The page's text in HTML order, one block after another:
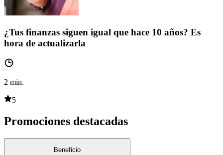
¿Tus finanzas siguen igual que hace 10 años? Es
hora de actualizarla
2 min.
5
Promociones destacadas
Beneficio